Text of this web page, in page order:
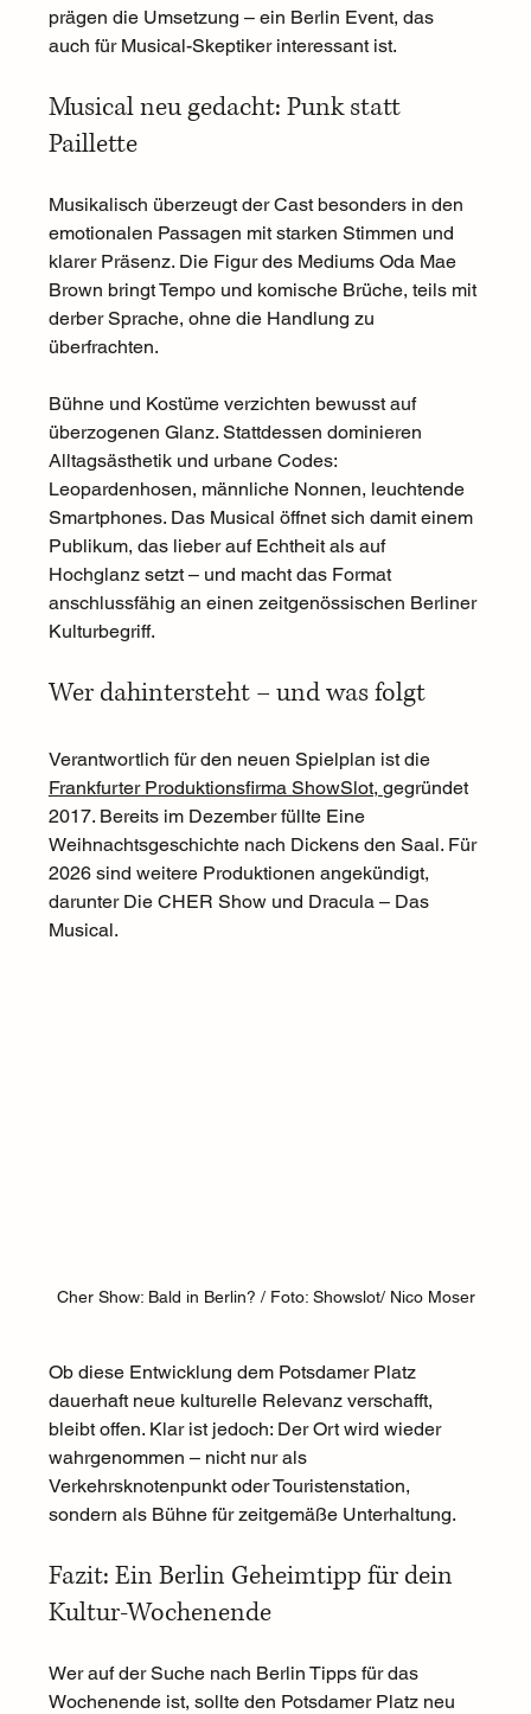
prägen die Umsetzung – ein Berlin Event, das
auch für Musical-Skeptiker interessant ist.
Musical neu gedacht: Punk statt
Paillette
Musikalisch überzeugt der Cast besonders in den
emotionalen Passagen mit starken Stimmen und
klarer Präsenz. Die Figur des Mediums Oda Mae
Brown bringt Tempo und komische Brüche, teils mit
derber Sprache, ohne die Handlung zu
überfrachten.
Bühne und Kostüme verzichten bewusst auf
überzogenen Glanz. Stattdessen dominieren
Alltagsästhetik und urbane Codes:
Leopardenhosen, männliche Nonnen, leuchtende
Smartphones. Das Musical öffnet sich damit einem
Publikum, das lieber auf Echtheit als auf
Hochglanz setzt – und macht das Format
anschlussfähig an einen zeitgenössischen Berliner
Kulturbegriff.
Wer dahintersteht – und was folgt
Verantwortlich für den neuen Spielplan ist die
Frankfurter Produktionsfirma ShowSlot, gegründet
2017. Bereits im Dezember füllte Eine
Weihnachtsgeschichte nach Dickens den Saal. Für
2026 sind weitere Produktionen angekündigt,
darunter Die CHER Show und Dracula – Das
Musical.
Cher Show: Bald in Berlin? / Foto: Showslot/ Nico Moser
Ob diese Entwicklung dem Potsdamer Platz
dauerhaft neue kulturelle Relevanz verschafft,
bleibt offen. Klar ist jedoch: Der Ort wird wieder
wahrgenommen – nicht nur als
Verkehrsknotenpunkt oder Touristenstation,
sondern als Bühne für zeitgemäße Unterhaltung.
Fazit: Ein Berlin Geheimtipp für dein
Kultur-Wochenende
Wer auf der Suche nach Berlin Tipps für das
Wochenende ist, sollte den Potsdamer Platz neu